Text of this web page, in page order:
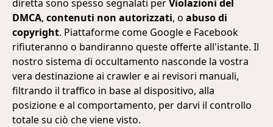
diretta sono spesso segnalati perViolazioni del
DMCA, contenuti non autorizzati, o abuso di
copyright. Piattaforme come Google e Facebook
rifiuteranno o bandiranno queste offerte all'istante. Il
nostro sistema di occultamento nasconde la vostra
vera destinazione ai crawler e ai revisori manuali,
filtrando il traffico in base al dispositivo, alla
posizione e al comportamento, per darvi il controllo
totale su ciò che viene visto.